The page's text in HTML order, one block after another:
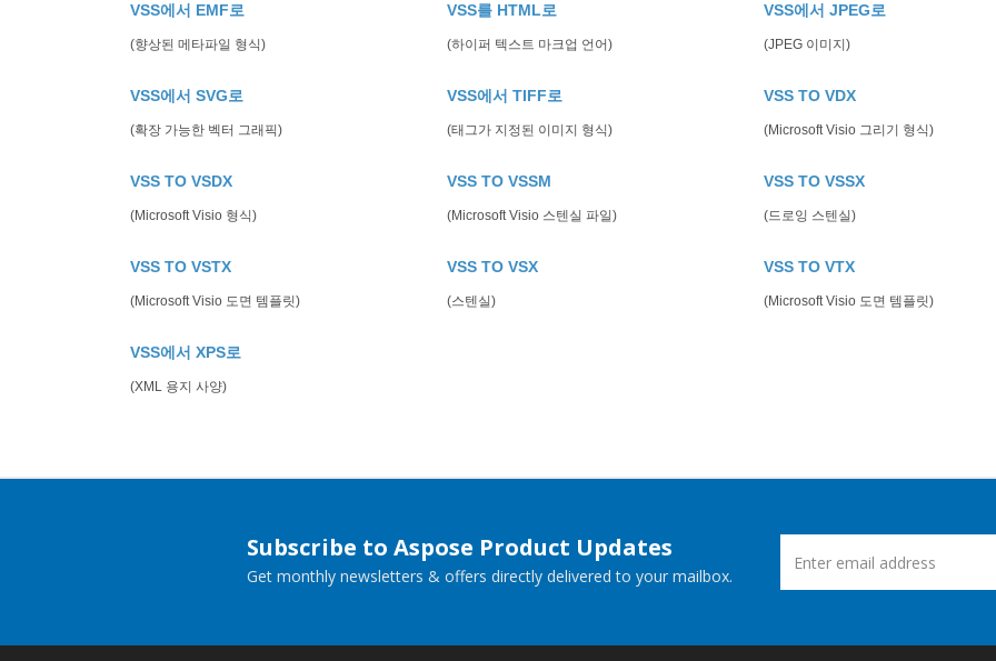
VSS에서 EMF로
(향상된 메타파일 형식)
VSS를 HTML로
(하이퍼 텍스트 마크업 언어)
VSS에서 JPEG로
(JPEG 이미지)
VSS에서 SVG로
(확장 가능한 벡터 그래픽)
VSS에서 TIFF로
(태그가 지정된 이미지 형식)
VSS TO VDX
(Microsoft Visio 그리기 형식)
VSS TO VSDX
(Microsoft Visio 형식)
VSS TO VSSM
(Microsoft Visio 스텐실 파일)
VSS TO VSSX
(드로잉 스텐실)
VSS TO VSTX
(Microsoft Visio 도면 템플릿)
VSS TO VSX
(스텐실)
VSS TO VTX
(Microsoft Visio 도면 템플릿)
VSS에서 XPS로
(XML 용지 사양)
Subscribe to Aspose Product Updates
Get monthly newsletters & offers directly delivered to your mailbox.